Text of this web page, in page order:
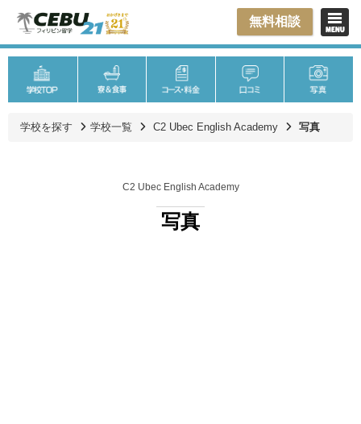
無料相談
学校を探す 学校一覧 C2 Ubec English Academy 写真
C2 Ubec English Academy
写真